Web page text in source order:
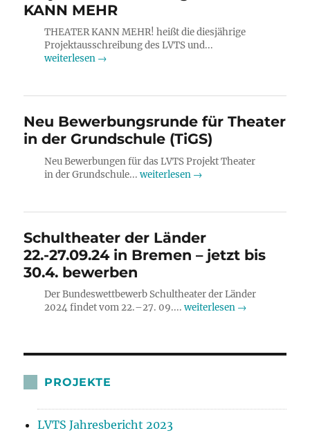
KANN MEHR
THEATER KANN MEHR! heißt die diesjährige
Projektausschreibung des LVTS und...
weiterlesen →
Neu Bewerbungsrunde für Theater
in der Grundschule (TiGS)
Neu Bewerbungen für das LVTS Projekt Theater
in der Grundschule... weiterlesen →
Schultheater der Länder
22.-27.09.24 in Bremen – jetzt bis
30.4. bewerben
Der Bundeswettbewerb Schultheater der Länder
2024 findet vom 22.–27. 09.... weiterlesen →
PROJEKTE
LVTS Jahresbericht 2023